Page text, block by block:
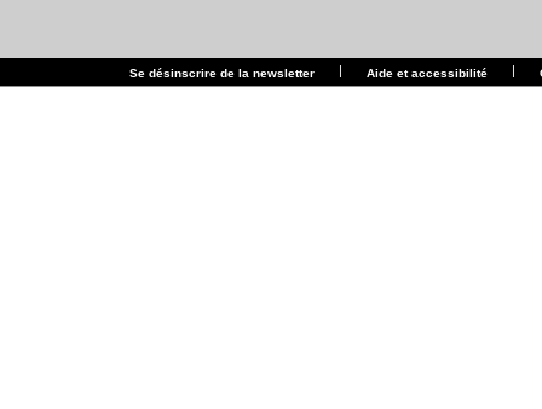
|
Aide et accessibilité
|
Se désinscrire de la newsletter